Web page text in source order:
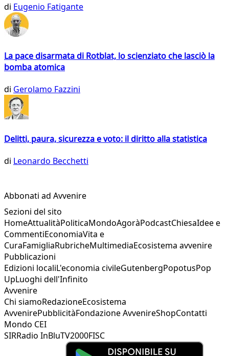
di Eugenio Fatigante
La pace disarmata di Rotblat, lo scienziato che lasciò la
bomba atomica
di Gerolamo Fazzini
Delitti, paura, sicurezza e voto: il diritto alla statistica
di Leonardo Becchetti
Abbonati ad Avvenire
Sezioni del sito
HomeAttualitàPoliticaMondoAgoràPodcastChiesaIdee e
CommentiEconomiaVita e
CuraFamigliaRubricheMultimediaEcosistema avvenire
Pubblicazioni
Edizioni localiL'economia civileGutenbergPopotusPop
UpLuoghi dell'Infinito
Avvenire
Chi siamoRedazioneEcosistema
AvvenirePubblicitàFondazione AvvenireShopContatti
Mondo CEI
SIRRadio InBluTV2000FISC